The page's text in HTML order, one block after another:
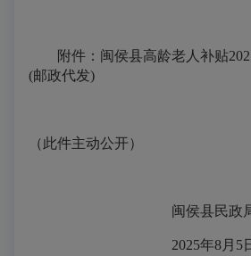
附件：闽侯县高龄老人补贴
(邮政代发)
（此件主动公开）
闽侯县民政
2025年8月5